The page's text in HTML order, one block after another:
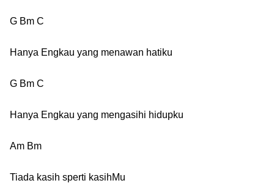
G Bm C
Hanya Engkau yang menawan hatiku
G Bm C
Hanya Engkau yang mengasihi hidupku
Am Bm
Tiada kasih sperti kasihMu